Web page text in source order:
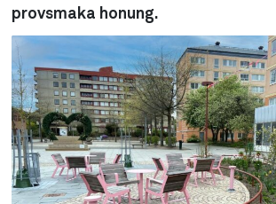
provsmaka honung.